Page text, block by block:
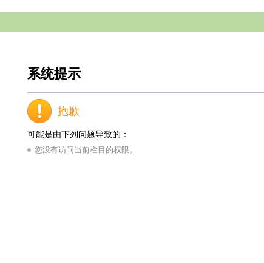
系统提示
抱歉
可能是由下列问题导致的：
您没有访问当前栏目的权限。